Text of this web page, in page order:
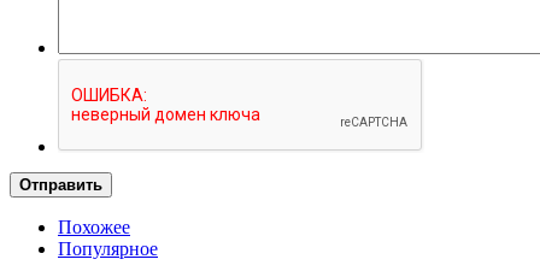
Отправить
Похожее
Популярное